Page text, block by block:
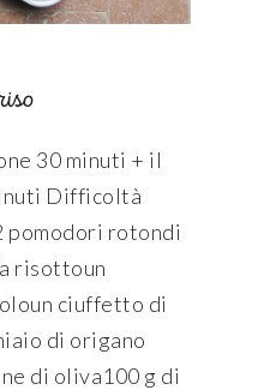
30 minuti + il
Difficoltà
pomodori rotondi
risottoun
ciuffetto di
di origano
di oliva100 g di